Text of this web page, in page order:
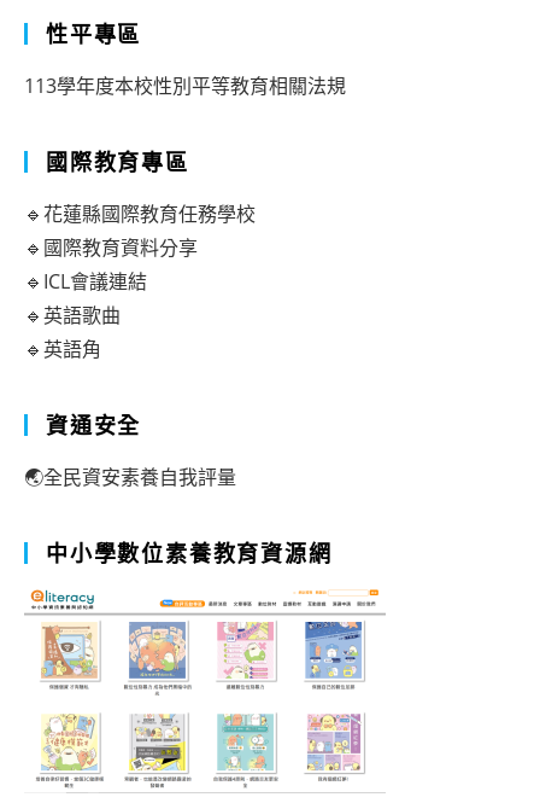
性平專區
113學年度本校性別平等教育相關法規
國際教育專區
🔹花蓮縣國際教育任務學校
🔹國際教育資料分享
🔹ICL會議連結
🔹英語歌曲
🔹英語角
資通安全
🌏全民資安素養自我評量
中小學數位素養教育資源網